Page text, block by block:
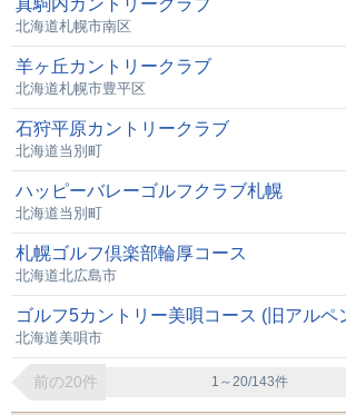
真駒内カントリークラブ
北海道札幌市南区
羊ヶ丘カントリークラブ
北海道札幌市豊平区
石狩平原カントリークラブ
北海道当別町
ハッピーバレーゴルフクラブ札幌
北海道当別町
札幌ゴルフ倶楽部輪厚コース
北海道北広島市
ゴルフ5カントリー美唄コース (旧アルペ
北海道美唄市
前の20件 1～20/143件